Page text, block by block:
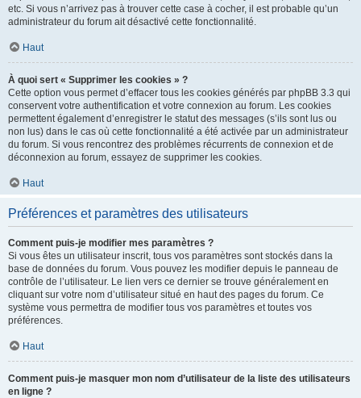
etc. Si vous n’arrivez pas à trouver cette case à cocher, il est probable qu’un
administrateur du forum ait désactivé cette fonctionnalité.
Haut
À quoi sert « Supprimer les cookies » ?
Cette option vous permet d’effacer tous les cookies générés par phpBB 3.3 qui
conservent votre authentification et votre connexion au forum. Les cookies
permettent également d’enregistrer le statut des messages (s’ils sont lus ou
non lus) dans le cas où cette fonctionnalité a été activée par un administrateur
du forum. Si vous rencontrez des problèmes récurrents de connexion et de
déconnexion au forum, essayez de supprimer les cookies.
Haut
Préférences et paramètres des utilisateurs
Comment puis-je modifier mes paramètres ?
Si vous êtes un utilisateur inscrit, tous vos paramètres sont stockés dans la
base de données du forum. Vous pouvez les modifier depuis le panneau de
contrôle de l’utilisateur. Le lien vers ce dernier se trouve généralement en
cliquant sur votre nom d’utilisateur situé en haut des pages du forum. Ce
système vous permettra de modifier tous vos paramètres et toutes vos
préférences.
Haut
Comment puis-je masquer mon nom d’utilisateur de la liste des utilisateurs
en ligne ?